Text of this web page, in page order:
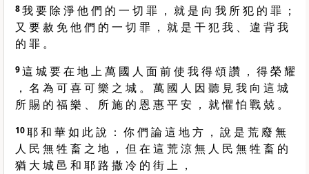
8我 要 除 淨 他 們 的 一 切 罪 ， 就 是 向 我 所 犯 的 罪 ；
又 要 赦 免 他 們 的 一 切 罪 ， 就 是 干 犯 我 、 違 背 我
的 罪 。
9這 城 要 在 地 上 萬 國 人 面 前 使 我 得 頌 讚 ， 得 榮 耀
， 名 為 可 喜 可 樂 之 城 。 萬 國 人 因 聽 見 我 向 這 城
所 賜 的 福 樂 、 所 施 的 恩 惠 平 安 ， 就 懼 怕 戰 兢 。
10耶 和 華 如 此 說 ： 你 們 論 這 地 方 ， 說 是 荒 廢 無
人 民 無 牲 畜 之 地 ， 但 在 這 荒 涼 無 人 民 無 牲 畜 的
猶 大 城 邑 和 耶 路 撒 冷 的 街 上 ，